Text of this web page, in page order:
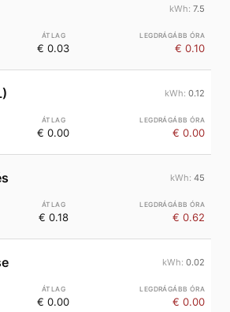
7.5
€ 0.03 € 0.10
0.12
€ 0.00 € 0.00
45
€ 0.18 € 0.62
0.02
€ 0.00 € 0.00